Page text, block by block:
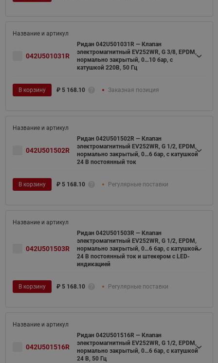
042U501031R
Ридан 042U501031R — Клапан
электромагнитный EV252WR, G 3/8, EPDM,
нормально закрытый, 0…10 бар, с
катушкой 220В, 50 Гц
В корзину ₽ 5 168.10 Заказная позиция
042U501502R
Ридан 042U501502R — Клапан
электромагнитный EV252WR, G 1/2, EPDM,
нормально закрытый, 0…6 бар, с катушкой
24 В постоянный ток
В корзину ₽ 5 168.10 Регулярные поставки
042U501503R
Ридан 042U501503R — Клапан
электромагнитный EV252WR, G 1/2, EPDM,
нормально закрытый, 0…6 бар, с катушкой
24 В постоянный ток и штекером с LED-
индикацией
В корзину ₽ 5 168.10 Регулярные поставки
042U501516R
Ридан 042U501516R — Клапан
электромагнитный EV252WR, G 1/2, EPDM,
нормально закрытый, 0…6 бар, с катушкой
24 В, 50 Гц